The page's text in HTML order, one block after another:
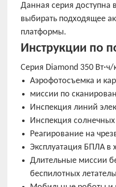
Данная серия доступна
выбирать подходящее
платформы.
Инструкции по
Серия Diamond 350
Аэрофотосъемка и
миссии по
Инспекция линий
Инспекция
Реагирование на
Эксплуатация БПЛА в
Длительные миссии
беспилотных